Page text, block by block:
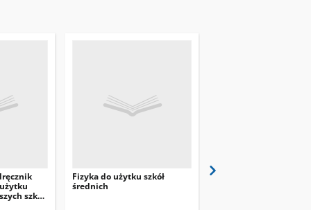
szkół
Fizyka do użytku szkół
średnich